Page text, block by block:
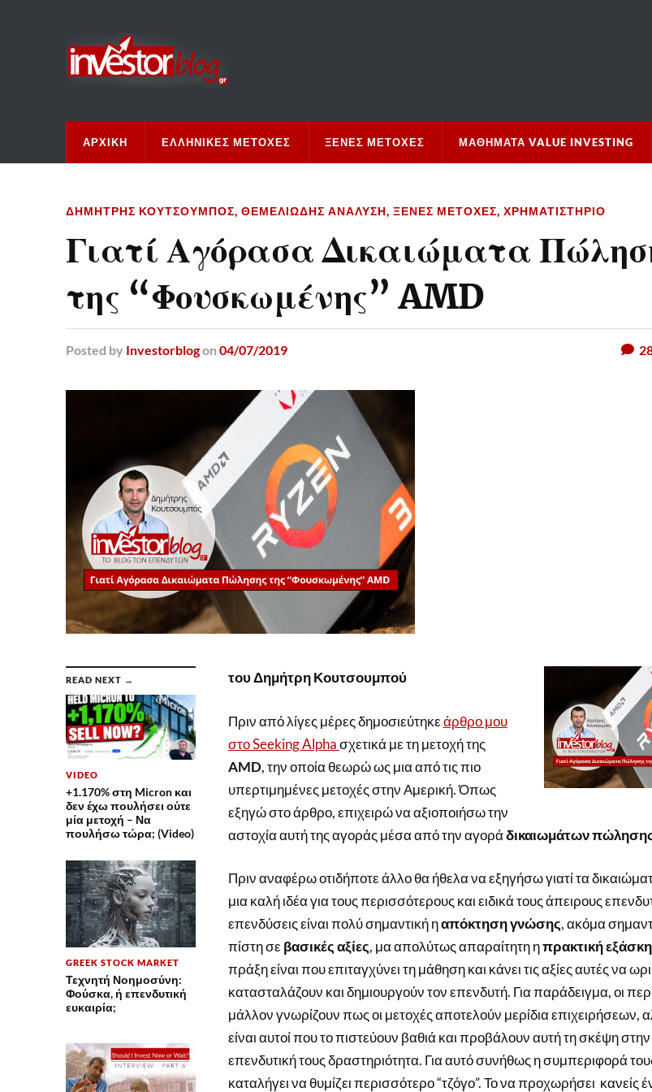
ΑΡΧΙΚΉ ΕΛΛΗΝΙΚΈΣ ΜΕΤΟΧΈΣ ΞΈΝΕΣ ΜΕΤΟΧΈΣ ΜΑΘΉΜΑΤΑ VALUE INVESTING
ΔΗΜΉΤΡΗΣ ΚΟΥΤΣΟΥΜΠΌΣ, ΘΕΜΕΛΙΏΔΗΣ ΑΝΆΛΥΣΗ, ΞΈΝΕΣ ΜΕΤΟΧΈΣ, ΧΡΗΜΑΤΙΣΤΉΡΙΟ
Γιατί Αγόρασα Δικαιώματα
της “Φουσκωμένης” AMD
Posted by Investorblogon 04/07/2019
READ NEXT →
VIDEO
+1.170% στη Micron και
δεν έχω πουλήσει ούτε
μία μετοχή – Να
πουλήσω τώρα; (Video)
GREEK STOCK MARKET
Τεχνητή Νοημοσύνη:
Φούσκα, ή επενδυτική
ευκαιρία;
του Δημήτρη Κουτσουμπού
Πριν από λίγες μέρες δημοσιεύτηκεάρθρο μου
στο Seeking Alphaσχετικά με τη μετοχή της
AMD, την οποία θεωρώ ως μια από τις πιο
υπερτιμημένες μετοχές στην Αμερική. Όπως
εξηγώ στο άρθρο, επιχειρώ να αξιοποιήσω την
αστοχία αυτή της αγοράς μέσα από την αγοράδικαιωμάτων
Πριν αναφέρω οτιδήποτε άλλο θα ήθελα να εξηγήσω γιατί τα
μια καλή ιδέα για τους περισσότερους και ειδικά τους άπειρους
επενδύσεις είναι πολύ σημαντική ηαπόκτηση γνώσης, ακόμα
πίστη σε βασικές αξίες, μα απολύτως απαραίτητη ηπρακτική
πράξη είναι που επιταγχύνει τη μάθηση και κάνει τις αξίες αυτές να
κατασταλάζουν και δημιουργούν τον επενδυτή. Για παράδειγμα, οι
μάλλον γνωρίζουν πως οι μετοχές αποτελούν μερίδια επιχειρήσεων,
είναι αυτοί που το πιστεύουν βαθιά και προβάλουν αυτή τη σκέψη στην
επενδυτική τους δραστηριότητα. Για αυτό συνήθως η συμπεριφορά
καταλήγει να θυμίζει περισσότερο “τζόγο”. Το να προχωρήσει κανείς